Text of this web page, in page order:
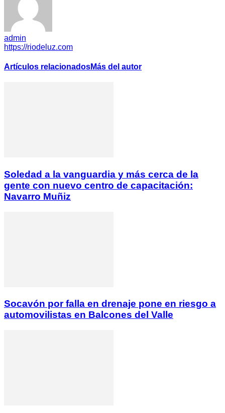
admin
https://riodeluz.com
Artículos relacionadosMás del autor
Soledad a la vanguardia y más cerca de la
gente con nuevo centro de capacitación:
Navarro Muñiz
Socavón por falla en drenaje pone en riesgo a
automovilistas en Balcones del Valle